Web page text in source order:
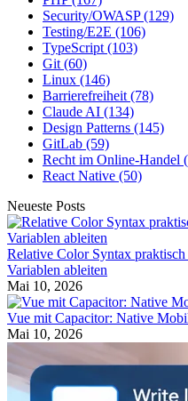
Security/OWASP(129)
Testing/E2E (106)
TypeScript (103)
Git (60)
Linux (146)
Barrierefreiheit (78)
Claude AI (134)
Design Patterns (145)
GitLab (59)
Recht im Online-Handel
React Native (50)
Neueste Posts
Relative Color Syntax
Variablen ableiten
Mai 10, 2026
Vue mit Capacitor: Native
Mai 10, 2026